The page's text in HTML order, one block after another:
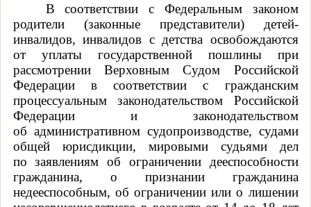
В соответствии с Федеральным законом
родители (законные представители) детей-
инвалидов, инвалидов с детства освобождаются
от уплаты государственной пошлины при
рассмотрении Верховным Судом Российской
Федерации в соответствии с гражданским
процессуальным законодательством Российской
Федерации и законодательством
об административном судопроизводстве, судами
общей юрисдикции, мировыми судьями дел
по заявлениям об ограничении дееспособности
гражданина, о признании гражданина
недееспособным, об ограничении или о лишении